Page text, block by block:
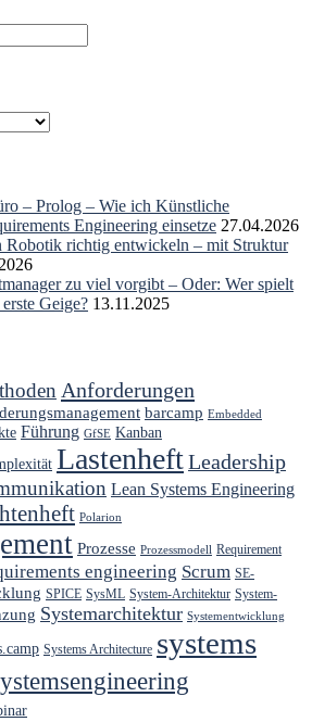
– Prolog – Wie ich Künstliche
Engineering einsetze 27.04.2026
Robotik richtig entwickeln – mit Struktur
zu viel vorgibt – Oder: Wer spielt
Geige? 13.11.2025
Anforderungen
barcamp Embedded
Führung GfSE Kanban
LastenheftLeadership
Lean Systems Engineering
Polarion
Prozesse Prozessmodell Requirement
engineering Scrum SE-
SPICE SysML System-Architektur System-
Systemarchitektur Systementwicklung
Systems Architecture systems